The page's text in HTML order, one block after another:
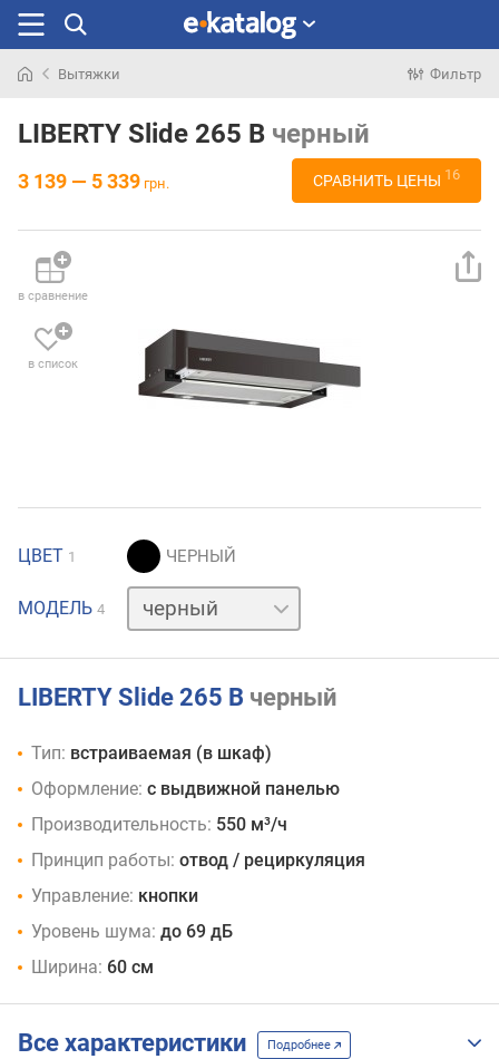
раньше
Вытяжки Фильтр
LIBERTY Slide 265 B черный
3 139 — 5 339 грн. СРАВНИТЬ ЦЕНЫ 16
в сравнение
в список
ЦВЕТ 1
МОДЕЛЬ 4
бежевый
белый
LIBERTY Slide 265 B черный
Тип: встраиваемая (в шкаф)
Оформление: с выдвижной панелью
Производительность: 550 м³/ч
Принцип работы: отвод / рециркуляция
Управление: кнопки
Уровень шума: до 69 дБ
Ширина: 60 см
Все характеристики Подробнее